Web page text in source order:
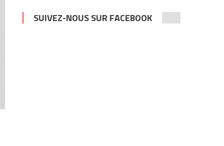
SUIVEZ-NOUS SUR FACEBOOK